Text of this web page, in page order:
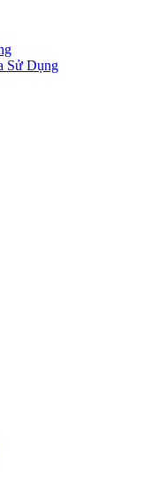
Sử Dụng